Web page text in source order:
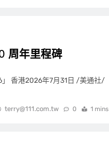
周年里程碑
香港2026年7月31日 /美通社/
terry@111.com.tw 0 1 mins